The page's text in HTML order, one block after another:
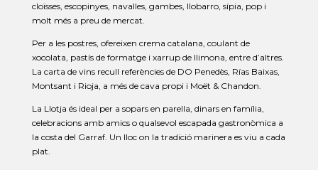
cloïsses, escopinyes, navalles, gambes, llobarro, sípia, pop i
molt més a preu de mercat.
Per a les postres, ofereixen crema catalana, coulant de
xocolata, pastís de formatge i xarrup de llimona, entre d’altres.
La carta de vins recull referències de DO Penedès, Rías Baixas,
Montsant i Rioja, a més de cava propi i Moët & Chandon.
La Llotja és ideal per a sopars en parella, dinars en família,
celebracions amb amics o qualsevol escapada gastronòmica a
la costa del Garraf. Un lloc on la tradició marinera es viu a cada
plat.